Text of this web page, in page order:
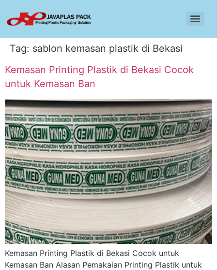
Tag: sablon kemasan plastik di Bekasi
Kemasan Printing Plastik di Bekasi Cocok
untuk Kemasan Ban
Kemasan Printing Plastik di Bekasi Cocok untuk
Kemasan Ban Alasan Pemakaian Printing Plastik untuk